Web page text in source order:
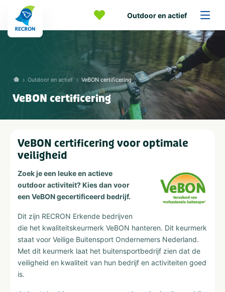
Outdoor en actief
Outdoor en actief VeBON certificering
VeBON certificering
VeBON certificering voor optimale
veiligheid
Zoek je een leuke en actieve
outdoor activiteit? Kies dan voor
een VeBON gecertificeerd bedrijf.
Dit zijn RECRON Erkende bedrijven
die het kwaliteitskeurmerk VeBON hanteren. Dit keurmerk
staat voor Veilige Buitensport Ondernemers Nederland.
Met dit keurmerk laat het buitensportbedrijf zien dat de
veiligheid en kwaliteit van hun bedrijf en activiteiten goed
is.